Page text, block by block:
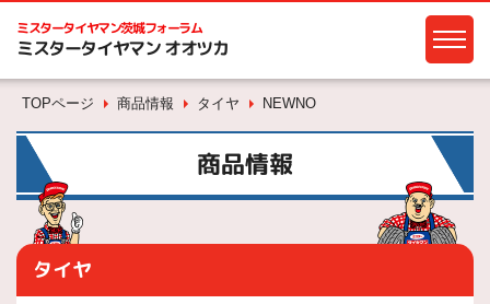
ミスタータイヤマン茨城フォーラム
ミスタータイヤマン オオツカ
TOPページ 商品情報 タイヤ NEWNO
商品情報
タイヤ